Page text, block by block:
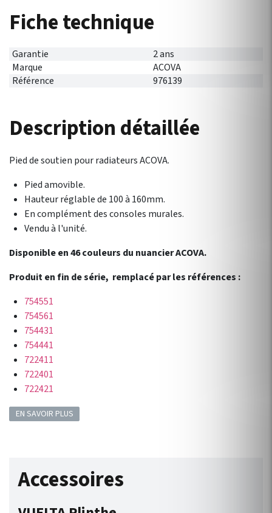
Fiche technique
Garantie
2 ans
Marque
ACOVA
Référence
976139
Description détaillée
Pied de soutien pour radiateurs ACOVA.
Pied amovible.
Hauteur réglable de 100 à 160mm.
En complément des consoles murales.
Vendu à l'unité.
Disponible en 46 couleurs du nuancier ACOVA.
Produit en fin de série, remplacé par les références :
754551
754561
754431
754441
722411
722401
722421
EN SAVOIR PLUS
Accessoires